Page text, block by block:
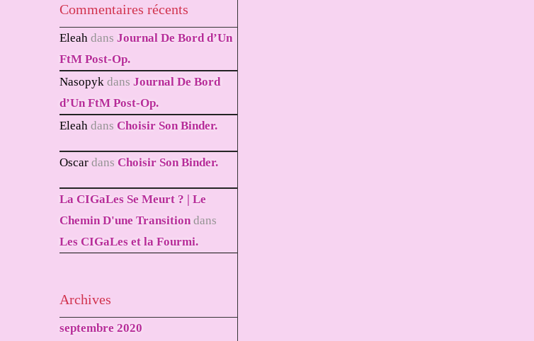
Commentaires récents
Eleah dans Journal De Bord d’Un
FtM Post-Op.
Nasopyk dans Journal De Bord
d’Un FtM Post-Op.
Eleah dans Choisir Son Binder.
Oscardans Choisir Son Binder.
La CIGaLes Se Meurt ? | Le
Chemin D'une Transitiondans
Les CIGaLes et la Fourmi.
Archives
septembre 2020